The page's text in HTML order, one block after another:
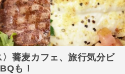
〉蕎麦カフェ、旅行気分ビ
も！